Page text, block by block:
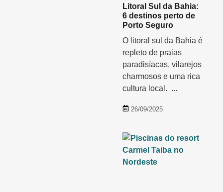
Litoral Sul da Bahia:
6 destinos perto de
Porto Seguro
O litoral sul da Bahia é
repleto de praias
paradisíacas, vilarejos
charmosos e uma rica
cultura local. ...
26/09/2025